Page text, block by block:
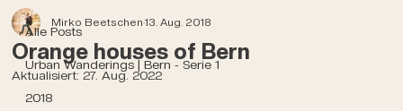
Alle Posts
Urban Wanderings | Bern - Serie 1
2018
Orange houses of Bern
Mirko Beetschen13. Aug. 2018
Aktualisiert: 27. Aug. 2022